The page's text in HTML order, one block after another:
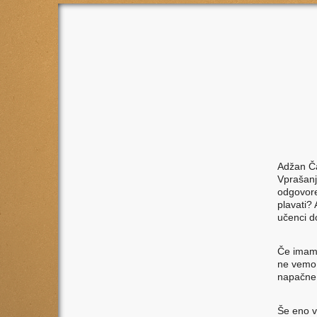
Adžan
plavati?
učenci
Če
ne
Še eno